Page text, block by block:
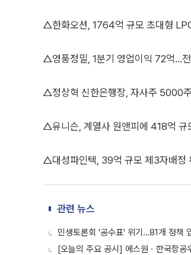
△한화오션, 1764억 규모 초대형
△영풍정밀, 1분기 영업이익 72억…
△정상혁 신한은행장, 자사주 5000
△유니슨, 계열사 원앤피에 418억 규
△대성파인텍, 39억 규모 제3자배정
관련 뉴스
민생토론회 '공수표' 위기…81개 정책
[오늘의 주요 공시] 에스원ㆍ한국항공